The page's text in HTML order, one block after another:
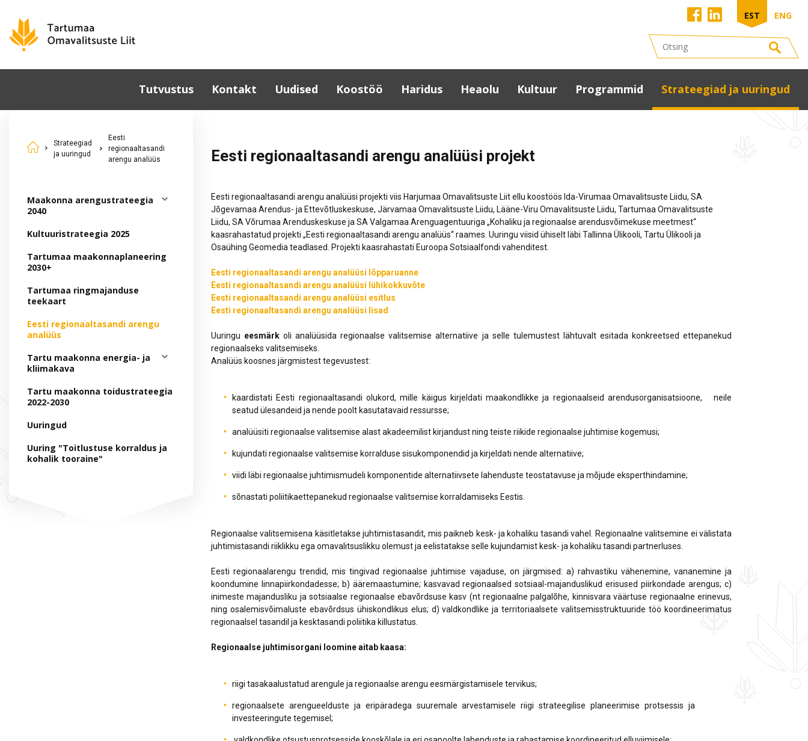
EST ENG
Tutvustus
Üldkoosolek
Sümboolika
Komisjonid ja nõukogud
Dokumendid
Sündmuste kalender
Kontakt Uudised Koostöö
Eesti-sisesed projektid
Rahvusvahelised
projektid
Võrtsjärve-Emajõe-
Peipsi võrgustiku ja
veetee arendamine
Lõppenud projektid
30 aastat Tartumaa
Omavalitsuste Liitu
Haridus
haridusasutused
Täiskasvanuharidus
Aineühendused
Projektid, uuringud
Heaolu
Noortegarantii
tugisüsteem
toitlustuskorraldus
Lõuna-Eesti
ettevõtlikud noored
Rahvatervis ja ennetus
Kultuur
Omavalitsuste Liidu
Laulu- ja tantsupidu
Kultuuriasutused
KOV kultuurijuhid
Raamatukogud
Programmid Strateegiad ja uuringud
arengustrateegia 2040
Kultuuristrateegia 2025
2030+
Tartumaa
ringmajanduse teekaart
2030
tooraine"
Strateegiad
ja uuringud
Eesti
regionaaltasandi
arengu analüüs
Maakonna arengustrateegia
2040
Kultuuristrateegia 2025
Tartumaa maakonnaplaneering
2030+
Tartumaa ringmajanduse
teekaart
Eesti regionaaltasandi arengu
analüüs
Tartu maakonna energia- ja
kliimakava
Tartu maakonna toidustrateegia
2022-2030
Uuringud
Uuring "Toitlustuse korraldus ja
kohalik tooraine"
Eesti regionaaltasandi arengu analüüsi projekt
Eesti regionaaltasandi arengu analüüsi projekti viis Harjumaa Omavalitsuste Liit ellu koostöös Ida-Virumaa Omavalitsuste Liidu, SA
Jõgevamaa Arendus- ja Ettevõtluskeskuse, Järvamaa Omavalitsuste Liidu, Lääne-Viru Omavalitsuste Liidu, Tartumaa Omavalitsuste
Liidu, SA Võrumaa Arenduskeskuse ja SA Valgamaa Arenguagentuuriga „Kohaliku ja regionaalse arendusvõimekuse meetmest“
kaasrahastatud projekti „Eesti regionaaltasandi arengu analüüs“ raames. Uuringu viisid ühiselt läbi Tallinna Ülikooli, Tartu Ülikooli ja
Osaühing Geomedia teadlased. Projekti kaasrahastati Euroopa Sotsiaalfondi vahenditest.
Eesti regionaaltasandi arengu analüüsi lõpparuanne
Eesti regionaaltasandi arengu analüüsi lühikokkuvõte
Eesti regionaaltasandi arengu analüüsi esitlus
Eesti regionaaltasandi arengu analüüsi lisad
Uuringu eesmärkoli analüüsida regionaalse valitsemise alternatiive ja selle tulemustest lähtuvalt esitada konkreetsed ettepanekud
regionaalseks valitsemiseks.
Analüüs koosnes järgmistest tegevustest:
kaardistati Eesti regionaaltasandi olukord, mille käigus kirjeldati maakondlikke ja regionaalseid arendusorganisatsioone, neile
seatud ülesandeid ja nende poolt kasutatavaid ressursse;
analüüsiti regionaalse valitsemise alast akadeemilist kirjandust ning teiste riikide regionaalse juhtimise kogemusi;
kujundati regionaalse valitsemise korralduse sisukomponendid ja kirjeldati nende alternatiive;
viidi läbi regionaalse juhtimismudeli komponentide alternatiivsete lahenduste teostatavuse ja mõjude eksperthindamine;
sõnastati poliitikaettepanekud regionaalse valitsemise korraldamiseks Eestis.
Regionaalse valitsemisena käsitletakse juhtimistasandit, mis paikneb kesk- ja kohaliku tasandi vahel. Regionaalne valitsemine ei välistata
juhtimistasandi riiklikku ega omavalitsuslikku olemust ja eelistatakse selle kujundamist kesk- ja kohaliku tasandi partnerluses.
Eesti regionaalarengu trendid, mis tingivad regionaalse juhtimise vajaduse, on järgmised: a) rahvastiku vähenemine, vananemine ja
koondumine linnapiirkondadesse; b) ääremaastumine; kasvavad regionaalsed sotsiaal-majanduslikud erisused piirkondade arengus; c)
inimeste majandusliku ja sotsiaalse regionaalse ebavõrdsuse kasv (nt regionaalne palgalõhe, kinnisvara väärtuse regionaalne erinevus,
ning osalemisvõimaluste ebavõrdsus ühiskondlikus elus; d) valdkondlike ja territoriaalsete valitsemisstruktuuride töö koordineerimatus
regionaalsel tasandil ja kesktasandi poliitika killustatus.
Regionaalse juhtimisorgani loomine aitab kaasa:
riigi tasakaalustatud arengule ja regionaalse arengu eesmärgistamisele tervikus;
regionaalsete arengueelduste ja eripäradega suuremale arvestamisele riigi strateegilise planeerimise protsessis ja
investeeringute tegemisel;